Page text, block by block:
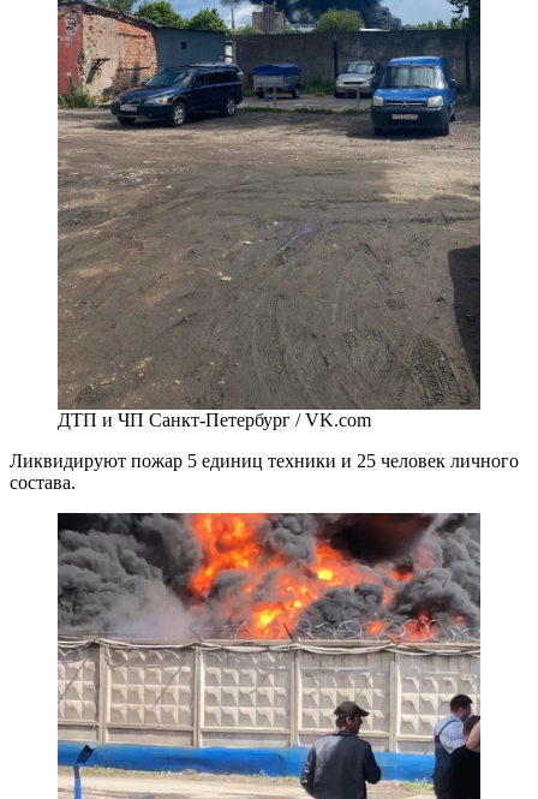
ДТП и ЧП Санкт-Петербург / VK.com
Ликвидируют пожар 5 единиц техники и 25 человек личного
состава.